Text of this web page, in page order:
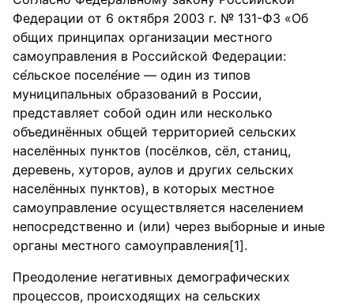
Федерации от 6 октября 2003 г. № 131-ФЗ «Об
общих принципах организации местного
самоуправления в Российской Федерации:
cе́льское поселе́ние — один из типов
муниципальных образований в России,
представляет собой один или несколько
объединённых общей территорией сельских
населённых пунктов (посёлков, сёл, станиц,
деревень, хуторов, аулов и других сельских
населённых пунктов), в которых местное
самоуправление осуществляется населением
непосредственно и (или) через выборные и иные
органы местного самоуправления[1].
Преодоление негативных демографических
процессов, происходящих на сельских